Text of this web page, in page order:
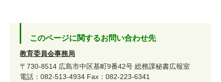
このページに関するお問い合わせ先
教育委員会事務局
〒730-8514 広島市中区基町9番42号 総務課秘書広報室
電話：082-513-4934 Fax：082-223-6341